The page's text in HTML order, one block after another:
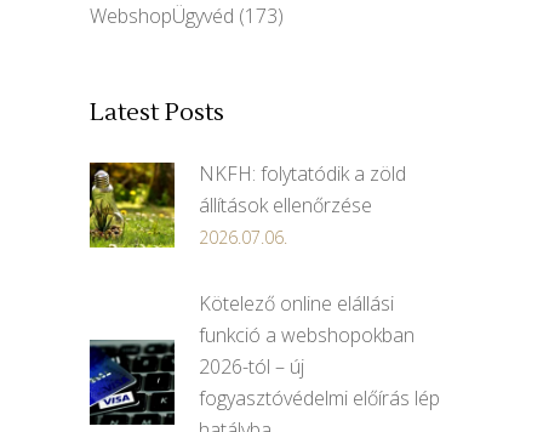
WebshopÜgyvéd (173)
Latest Posts
NKFH: folytatódik a zöld
állítások ellenőrzése
2026.07.06.
Kötelező online elállási
funkció a webshopokban
2026-tól – új
fogyasztóvédelmi előírás lép